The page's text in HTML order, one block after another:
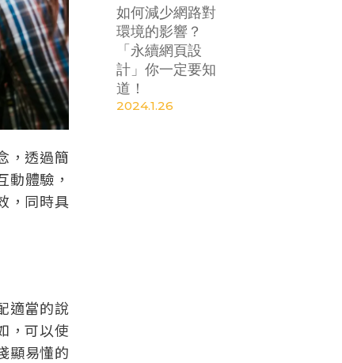
，透過簡
動體驗，
，同時具
適當的說
，可以使
顯易懂的
如何減少網路對
環境的影響？
「永續網頁設
計」你一定要知
道！
2024.1.26